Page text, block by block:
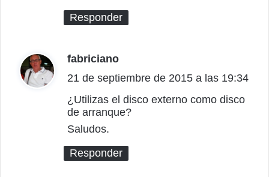
Responder
fabriciano
i
c
e
21 de septiembre de 2015 a las 19:34
¿Utilizas el disco externo como disco
de arranque?
Saludos.
Responder